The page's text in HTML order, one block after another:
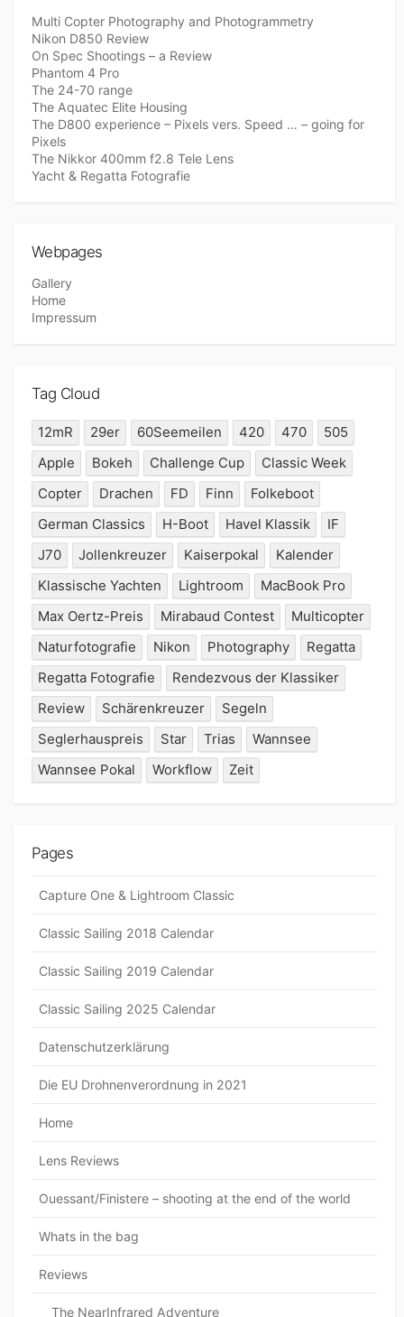
Multi Copter Photography and Photogrammetry
Nikon D850 Review
On Spec Shootings – a Review
Phantom 4 Pro
The 24-70 range
The Aquatec Elite Housing
The D800 experience – Pixels vers. Speed … – going for
Pixels
The Nikkor 400mm f2.8 Tele Lens
Yacht & Regatta Fotografie
Webpages
Gallery
Home
Impressum
Tag Cloud
12mR 29er 60Seemeilen 420 470
505
Apple
Bokeh Challenge Cup
Classic Week
Copter
Drachen FD Finn
Folkeboot
German Classics
H-Boot Havel Klassik
IF
J70
Jollenkreuzer Kaiserpokal
Kalender
Klassische Yachten
Lightroom
MacBook Pro
Max Oertz-Preis
Mirabaud Contest
Multicopter
Naturfotografie
Nikon Photography
Regatta
Regatta Fotografie
Rendezvous der Klassiker
Review
Schärenkreuzer
Segeln
Seglerhauspreis
Star Trias
Wannsee
Wannsee Pokal
Workflow Zeit
Pages
Capture One & Lightroom Classic
Classic Sailing 2018 Calendar
Classic Sailing 2019 Calendar
Classic Sailing 2025 Calendar
Datenschutzerklärung
Die EU Drohnenverordnung in 2021
Home
Lens Reviews
Ouessant/Finistere – shooting at the end of the world
Whats in the bag
Reviews
The NearInfrared Adventure